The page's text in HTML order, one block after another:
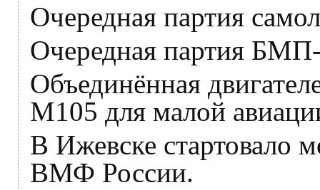
Очередная партия
Очередная партия БМП-
Объединённая
М105 для малой
В Ижевске стартовало
ВМФ России.